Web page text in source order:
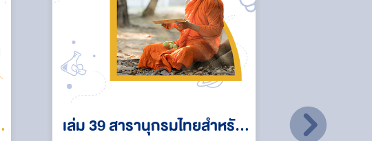
เล่ม 39 สารานุกรมไทยสำหรับ
เล่ม 37 ส